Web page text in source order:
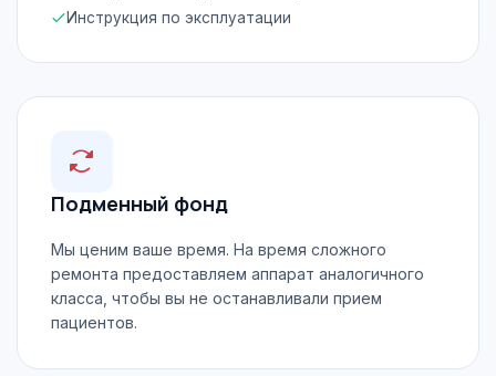
Инструкция по эксплуатации
Подменный фонд
Мы ценим ваше время. На время сложного
ремонта предоставляем аппарат аналогичного
класса, чтобы вы не останавливали прием
пациентов.